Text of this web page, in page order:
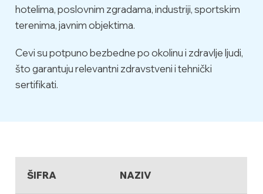
hotelima, poslovnim zgradama, industriji, sportskim
terenima, javnim objektima.
Cevi su potpuno bezbedne po okolinu i zdravlje ljudi,
što garantuju relevantni zdravstveni i tehnički
sertifikati.
ŠIFRA NAZIV